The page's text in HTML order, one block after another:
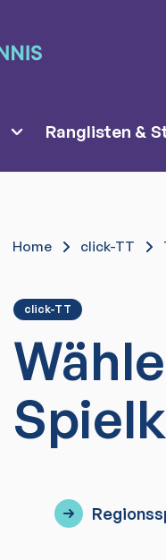
Ranglisten &
Home click-TT
click-TT